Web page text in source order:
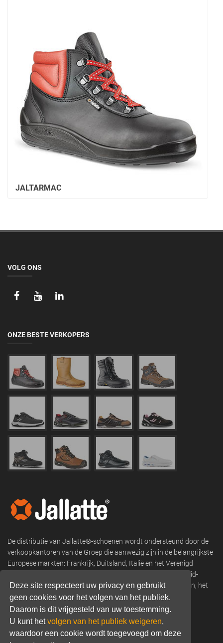
Deze site respecteert uw privacy en gebruikt
geen cookies voor het volgen van het publiek.
Daarom is dit vrijgesteld van uw toestemming.
U kunt hetvolgen van het publiek weigeren,
waardoor een cookie wordt toegevoegd om deze
JALTARMAC
VOLG ONS
ONZE BESTE VERKOPERS
De distributie van Jallatte®-schoenen wordt ondersteund door de
verkoopkantoren van de Groep die aanwezig zijn in de belangrijkste
Europese markten: Frankrijk, Duitsland, Italië en het Verenigd
Koninkrijk, en verkoopnetwerken in Scandinavië, Oost- en Zuid-
Europa, Afrika, Franse overzeese departementen en gebieden, het
Midden-Oosten, Noord- en Zuid-Amerika, Azië en Oceanië.
Phone: +33 (0) 466 806 300
Email:commercial@jallatte.fr